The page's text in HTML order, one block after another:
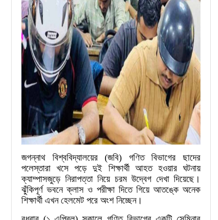
জগন্নাথ বিশ্ববিদ্যালয়ের (জবি) গণিত বিভাগের ছাদের
পলেস্তারা খসে পড়ে দুই শিক্ষার্থী আহত হওয়ার ঘটনায়
ক্যাম্পাসজুড়ে নিরাপত্তা নিয়ে চরম উদ্বেগ দেখা দিয়েছে।
ঝুঁকিপূর্ণ ভবনে ক্লাস ও পরীক্ষা দিতে গিয়ে আতঙ্কে অনেক
শিক্ষার্থী এখন হেলমেট পরে অংশ নিচ্ছেন।